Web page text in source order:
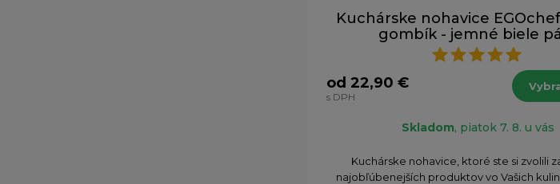
Kuchárske nohavice
gombík - jemné biele
od 22,90 €
s DPH
Skladom, piatok 7. 8. u vás
Kuchárske nohavice, ktoré ste si zvolili
najobľúbenejších produktov vo Vašich